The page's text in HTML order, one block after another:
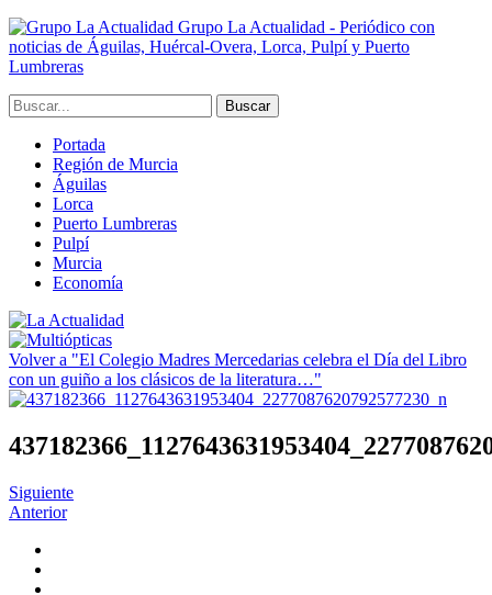
Grupo La Actualidad - Periódico con
noticias de Águilas, Huércal-Overa, Lorca, Pulpí y Puerto
Lumbreras
Portada
Región de Murcia
Águilas
Lorca
Puerto Lumbreras
Pulpí
Murcia
Economía
Volver a "El Colegio Madres Mercedarias celebra el Día del Libro
con un guiño a los clásicos de la literatura…"
Siguiente
Anterior